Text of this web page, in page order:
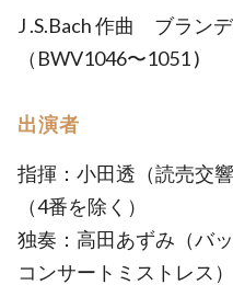
J .S.Bach 作曲 ブラン
（BWV1046〜1051 )
出演者
指揮：小田透（読売交
（4番を除く）
独奏：高田あずみ（バ
コンサートミストレス